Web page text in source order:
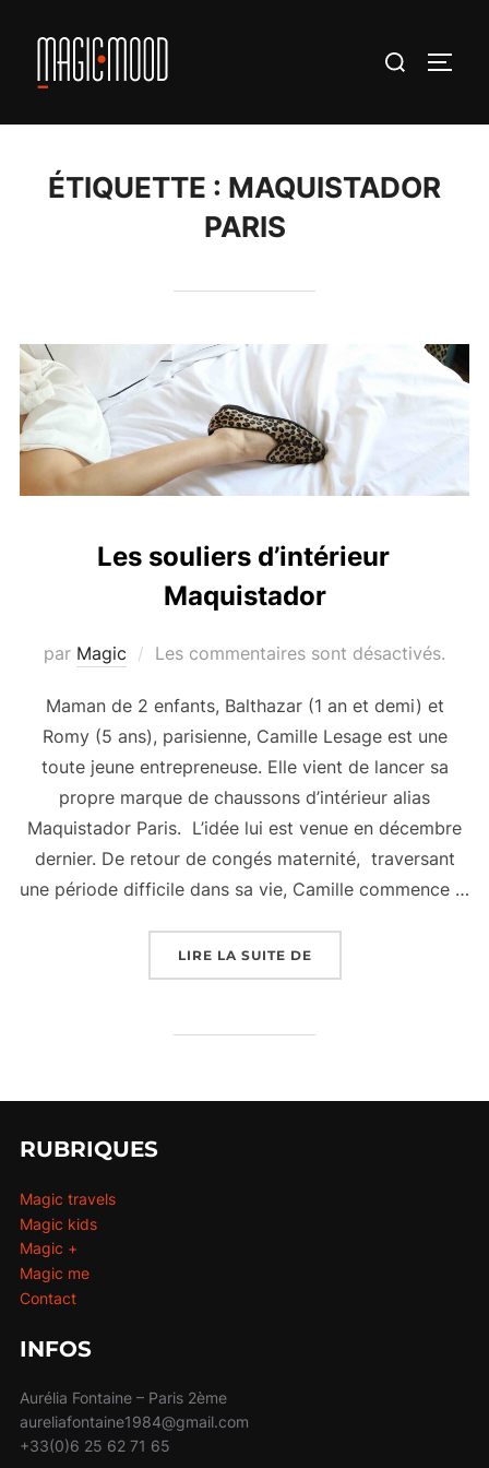
contenu
Rechercher :
ÉTIQUETTE : MAQUISTADOR
PARIS
Les souliers d’intérieur
Maquistador
par Magic Les commentaires sont désactivés.
Maman de 2 enfants, Balthazar (1 an et demi) et
Romy (5 ans), parisienne, Camille Lesage est une
toute jeune entrepreneuse. Elle vient de lancer sa
propre marque de chaussons d’intérieur alias
Maquistador Paris. L’idée lui est venue en décembre
dernier. De retour de congés maternité, traversant
une période difficile dans sa vie, Camille commence …
LIRE LA SUITE DE« LES SOULIERS
RUBRIQUES
Magic travels
Magic kids
Magic +
Magic me
Contact
INFOS
Aurélia Fontaine – Paris 2ème
aureliafontaine1984@gmail.com
+33(0)6 25 62 71 65